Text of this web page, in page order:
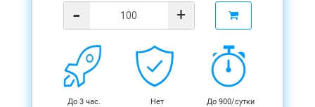
- +
До 3 час. Нет До 900/сутки